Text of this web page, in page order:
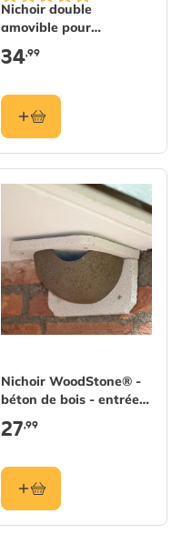
Nichoir double
amovible pour
hirondelles
34,99
Nichoir WoodStone® -
béton de bois - entrée
droite
27,99